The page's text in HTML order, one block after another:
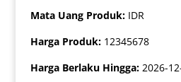
Mata Uang Produk: IDR
Harga Produk: 12345678
Harga Berlaku Hingga: 2026-